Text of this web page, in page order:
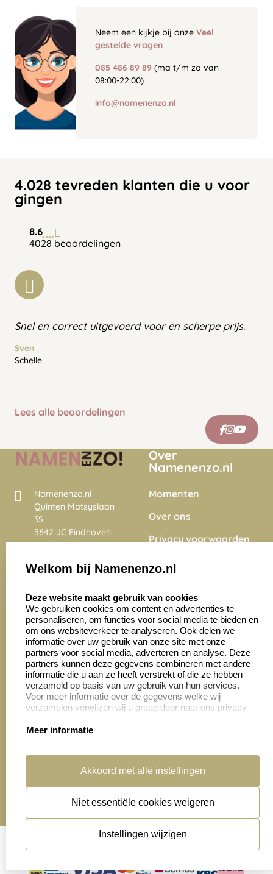
Neem een kijkje bij onze Veel
gestelde vragen
085 486 89 89 (ma t/m zo van
08:00-22:00)
info@namenenzo.nl
4.028 tevreden klanten die u voor
gingen
8.6
4028 beoordelingen
Snel en correct uitgevoerd voor en scherpe prijs.
Sven
Schelle
Lees alle beoordelingen
Namenenzo.nl
Quinten Matsyslaan
35
5642 JC Eindhoven
Nederland
4028 beoordelingen
Over
Namenenzo.nl
Momenten
Over ons
Privacy voorwaarden
Onze vacatures
Zakelijk:
Aanvraag op maat
Cadeaubonnen
Klantenservice:
Contact opnemen
Veelgestelde vragen
Retourneren
handleidingen
algemene voorwaarden
disclaimer
Cookies resetten
© copyright 2026
Welkom bij Namenenzo.nl
Deze website maakt gebruik van cookies
We gebruiken cookies om content en advertenties te
personaliseren, om functies voor social media te bieden en
om ons websiteverkeer te analyseren. Ook delen we
informatie over uw gebruik van onze site met onze
partners voor social media, adverteren en analyse. Deze
partners kunnen deze gegevens combineren met andere
informatie die u aan ze heeft verstrekt of die ze hebben
verzameld op basis van uw gebruik van hun services.
Voor meer informatie over de gegevens welke wij
verzamelen verwijzen wij u graag door naar ons privacy
Meer informatie
Akkoord met alle instellingen
Niet essentiële cookies weigeren
Instellingen wijzigen